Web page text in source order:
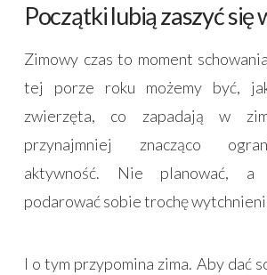
Początki lubią zaszyć się
Zimowy czas to moment
tej porze roku możemy być,
zwierzęta, co zapadają w
przynajmniej znacząco
aktywność. Nie planować, a
podarować sobie trochę
I o tym przypomina zima. Aby dać